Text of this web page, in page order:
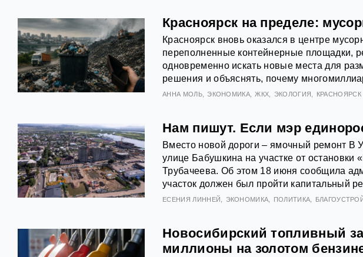
Красноярск на пределе:
Красноярск вновь оказался в центре
переполненные контейнерные площадки,
одновременно искать новые места для
решения и объяснять, почему
АННА МОЛЬ ЭКОНОМИКА ЖКХ ЭКОЛОГИЯ КРАСНОЯРСК
Нам пишут. Если мэр
Вместо новой дороги – ямочный ремонт В
улице Бабушкина на участке от остановки
Трубачеева. Об этом 18 июня сообщила
участок должен был пройти капитальный
ЕСЕНИЯ ЛИННЕЙ ЭКОНОМИКА ПОЛИТИКА
Новосибирский топливный
миллионы на золотом